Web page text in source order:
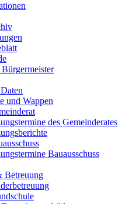
und Wappen
des Gemeinderates
Bauausschuss
Betreuung